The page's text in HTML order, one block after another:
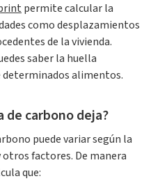
permite calcular la
como desplazamientos
de la vivienda.
saber la huella
determinados alimentos.
de carbono deja?
puede variar según la
factores. De manera
que: